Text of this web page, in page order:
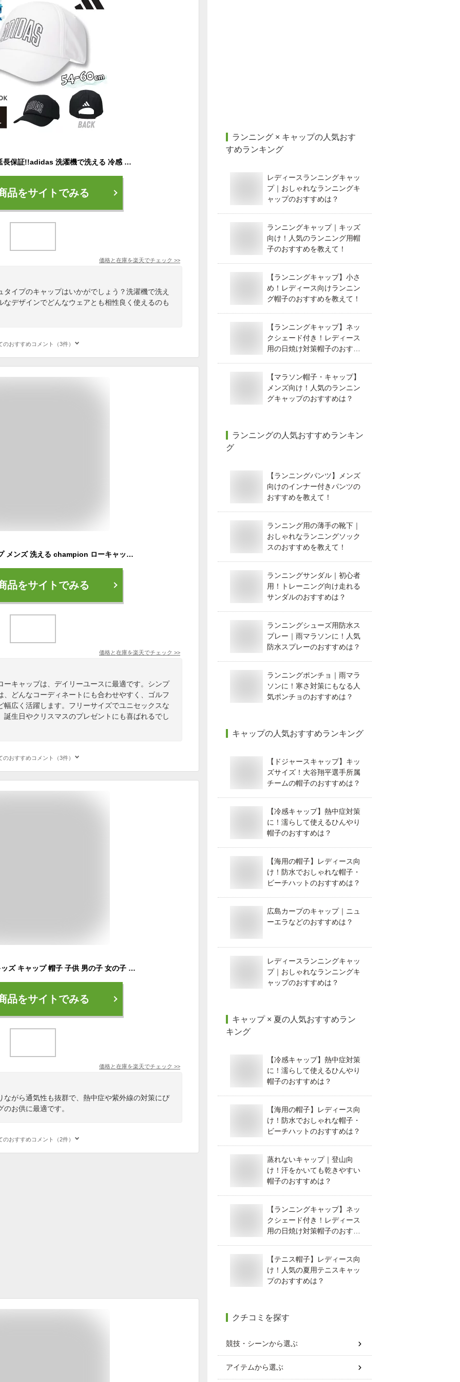
レビュー投稿で90日延長保証!!adidas 洗濯機で洗える 冷感 メッシュキャップ 54〜60cm CCT ひんやり 冷たい 接触冷感 洗える帽子 熱中症対策 紫外線対策 日よけ スポーツ 男性 メンズ 女性 レディース ユニセックス 春夏秋 アディダス 262-011003 帽子 メール便送料無料
品をサイトでみる
価格と在庫を楽天でチェック >>
イプのキャップはいかがでしょう？洗濯機で洗え
デザインでどんなウェアとも相性良く使えるのも
のおすすめコメント（3件）
チャンピオン キャップ メンズ 洗える champion ローキャップ レディース ロゴキャップ 刺繍 ブランド 無地 コーデ 帽子 GOLF スポーツ cap ユニセックス フリーサイズ 誕生日 プレゼント クリスマス ギフト ラッピング無料 黒 紺 ベージュ ピンク 父の日 baseball cap
品をサイトでみる
価格と在庫を楽天でチェック >>
ーキャップは、デイリーユースに最適です。シンプ
どんなコーディネートにも合わせやすく、ゴルフ
幅広く活躍します。フリーサイズでユニセックスな
生日やクリスマスのプレゼントにも喜ばれるでし
のおすすめコメント（3件）
アディダス adidas キッズ キャップ 帽子 子供 男の子 女の子 小学生 ジュニア ブランド サイズ調整 メッシュキャップ 日よけ 熱中症対策 紫外線対策 スポーツ サッカー 紫外線 ADIDAS 通学 部活 55cm 56cm 57cm 洗える キッズキャップ
品をサイトでみる
価格と在庫を楽天でチェック >>
ながら通気性も抜群で、熱中症や紫外線の対策にぴ
お供に最適です。
のおすすめコメント（2件）
ランニング × キャップの人気おす
すめランキング
レディースランニングキャッ
プ｜おしゃれなランニングキ
ャップのおすすめは？
ランニングキャップ｜キッズ
向け！人気のランニング用帽
子のおすすめを教えて！
【ランニングキャップ】小さ
め！レディース向けランニン
グ帽子のおすすめを教えて！
【ランニングキャップ】ネッ
クシェード付き！レディース
用の日焼け対策帽子のおすす
【マラソン帽子・キャップ】
メンズ向け！人気のランニン
グキャップのおすすめは？
ランニングの人気おすすめランキン
グ
【ランニングパンツ】メンズ
向けのインナー付きパンツの
おすすめを教えて！
ランニング用の薄手の靴下｜
おしゃれなランニングソック
スのおすすめを教えて！
ランニングサンダル｜初心者
用！トレーニング向け走れる
サンダルのおすすめは？
ランニングシューズ用防水ス
プレー｜雨マラソンに！人気
防水スプレーのおすすめは？
ランニングポンチョ｜雨マラ
ソンに！寒さ対策にもなる人
気ポンチョのおすすめは？
キャップの人気おすすめランキング
【ドジャースキャップ】キッ
ズサイズ！大谷翔平選手所属
チームの帽子のおすすめは？
【冷感キャップ】熱中症対策
に！濡らして使えるひんやり
帽子のおすすめは？
【海用の帽子】レディース向
け！防水でおしゃれな帽子・
ビーチハットのおすすめは？
広島カープのキャップ｜ニュ
ーエラなどのおすすめは？
レディースランニングキャッ
プ｜おしゃれなランニングキ
ャップのおすすめは？
キャップ × 夏の人気おすすめラン
キング
【冷感キャップ】熱中症対策
に！濡らして使えるひんやり
帽子のおすすめは？
【海用の帽子】レディース向
け！防水でおしゃれな帽子・
ビーチハットのおすすめは？
蒸れないキャップ｜登山向
け！汗をかいても乾きやすい
帽子のおすすめは？
【ランニングキャップ】ネッ
クシェード付き！レディース
用の日焼け対策帽子のおすす
【テニス帽子】レディース向
け！人気の夏用テニスキャッ
プのおすすめは？
クチコミを探す
競技・シーンから選ぶ
アイテムから選ぶ